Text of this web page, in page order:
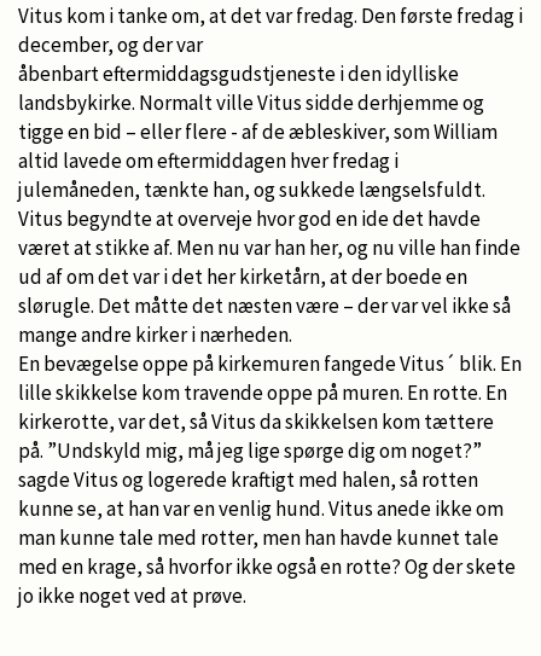
Vitus kom i tanke om, at det var fredag. Den første fredag i
december, og der var
åbenbart eftermiddagsgudstjeneste i den idylliske
landsbykirke. Normalt ville Vitus sidde derhjemme og
tigge en bid – eller flere - af de æbleskiver, som William
altid lavede om eftermiddagen hver fredag i
julemåneden, tænkte han, og sukkede længselsfuldt.
Vitus begyndte at overveje hvor god en ide det havde
været at stikke af. Men nu var han her, og nu ville han finde
ud af om det var i det her kirketårn, at der boede en
slørugle. Det måtte det næsten være – der var vel ikke så
mange andre kirker i nærheden.
En bevægelse oppe på kirkemuren fangede Vitus´ blik. En
lille skikkelse kom travende oppe på muren. En rotte. En
kirkerotte, var det, så Vitus da skikkelsen kom tættere
på. ”Undskyld mig, må jeg lige spørge dig om noget?”
sagde Vitus og logerede kraftigt med halen, så rotten
kunne se, at han var en venlig hund. Vitus anede ikke om
man kunne tale med rotter, men han havde kunnet tale
med en krage, så hvorfor ikke også en rotte? Og der skete
jo ikke noget ved at prøve.